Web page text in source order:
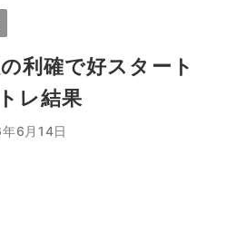
利確で好スタート
レ結果
6月14日